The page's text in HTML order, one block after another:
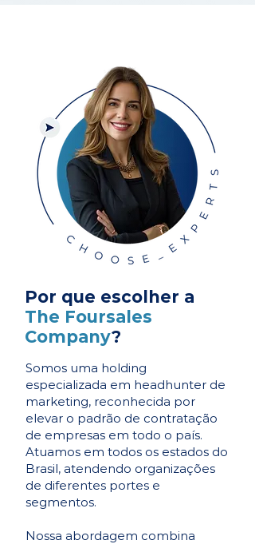
Por que escolher a
The Foursales
Company?
Somos uma holding
especializada em headhunter de
marketing, reconhecida por
elevar o padrão de contratação
de empresas em todo o país.
Atuamos em todos os estados do
Brasil, atendendo organizações
de diferentes portes e
segmentos.
Nossa abordagem combina